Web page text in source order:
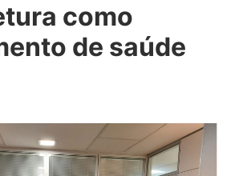
como
de saúde